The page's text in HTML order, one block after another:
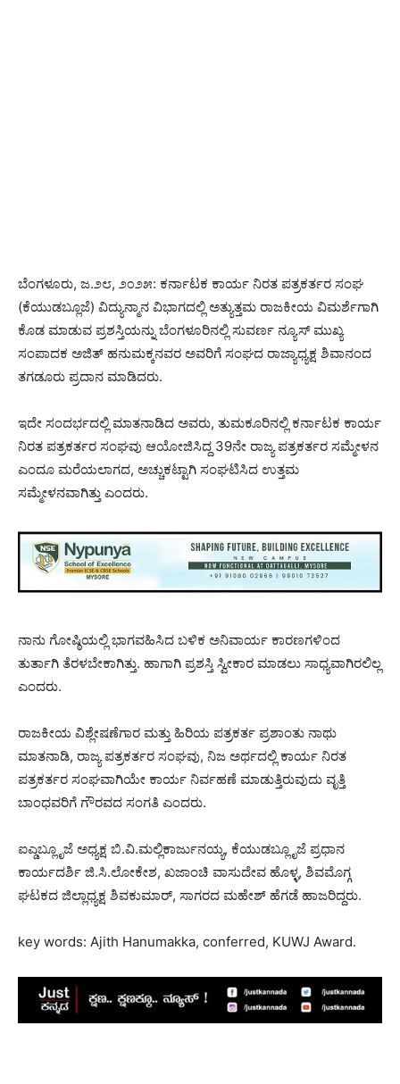
ಬೆಂಗಳೂರು, ಜ.೨೮, ೨೦೨೫: ಕರ್ನಾಟಕ ಕಾರ್ಯ ನಿರತ ಪತ್ರಕರ್ತರ ಸಂಘ
(ಕೆಯುಡಬ್ಲೂಜೆ) ವಿದ್ಯುನ್ಮಾನ ವಿಭಾಗದಲ್ಲಿ ಅತ್ಯುತ್ತಮ ರಾಜಕೀಯ ವಿಮರ್ಶೆಗಾಗಿ
ಕೊಡ ಮಾಡುವ ಪ್ರಶಸ್ತಿಯನ್ನು ಬೆಂಗಳೂರಿನಲ್ಲಿ ಸುವರ್ಣ ನ್ಯೂಸ್ ಮುಖ್ಯ
ಸಂಪಾದಕ ಅಜಿತ್ ಹನುಮಕ್ಕನವರ ಅವರಿಗೆ ಸಂಘದ ರಾಜ್ಯಾಧ್ಯಕ್ಷ ಶಿವಾನಂದ
ತಗಡೂರು ಪ್ರದಾನ ಮಾಡಿದರು.
ಇದೇ ಸಂದರ್ಭದಲ್ಲಿ ಮಾತನಾಡಿದ ಅವರು, ತುಮಕೂರಿನಲ್ಲಿ ಕರ್ನಾಟಕ ಕಾರ್ಯ
ನಿರತ ಪತ್ರಕರ್ತರ ಸಂಘವು ಆಯೋಜಿಸಿದ್ದ 39ನೇ ರಾಜ್ಯ ಪತ್ರಕರ್ತರ ಸಮ್ಮೇಳನ
ಎಂದೂ ಮರೆಯಲಾಗದ, ಅಚ್ಚುಕಟ್ಟಾಗಿ ಸಂಘಟಿಸಿದ ಉತ್ತಮ
ಸಮ್ಮೇಳನವಾಗಿತ್ತು ಎಂದರು.
ನಾನು ಗೋಷ್ಠಿಯಲ್ಲಿ ಭಾಗವಹಿಸಿದ ಬಳಿಕ ಅನಿವಾರ್ಯ ಕಾರಣಗಳಿಂದ
ತುರ್ತಾಗಿ ತೆರಳಬೇಕಾಗಿತ್ತು. ಹಾಗಾಗಿ ಪ್ರಶಸ್ತಿ ಸ್ವೀಕಾರ ಮಾಡಲು ಸಾಧ್ಯವಾಗಿರಲಿಲ್ಲ
ಎಂದರು.
ರಾಜಕೀಯ ವಿಶ್ಲೇಷಣೆಗಾರ ಮತ್ತು ಹಿರಿಯ ಪತ್ರಕರ್ತ ಪ್ರಶಾಂತು ನಾಥು
ಮಾತನಾಡಿ, ರಾಜ್ಯ ಪತ್ರಕರ್ತರ ಸಂಘವು, ನಿಜ ಅರ್ಥದಲ್ಲಿ ಕಾರ್ಯ ನಿರತ
ಪತ್ರಕರ್ತರ ಸಂಘವಾಗಿಯೇ ಕಾರ್ಯ ನಿರ್ವಹಣೆ ಮಾಡುತ್ತಿರುವುದು ವೃತ್ತಿ
ಬಾಂಧವರಿಗೆ ಗೌರವದ ಸಂಗತಿ ಎಂದರು.
ಐಎ್ಡಬ್ಲೂೃಜೆ ಅಧ್ಯಕ್ಷ ಬಿ.ವಿ.ಮಲ್ಲಿಕಾರ್ಜುನಯ್ಯ, ಕೆಯುಡಬ್ಲೂೃಜೆ ಪ್ರಧಾನ
ಕಾರ್ಯದರ್ಶಿ ಜಿ.ಸಿ.ಲೋಕೇಶ, ಖಜಾಂಚಿ ವಾಸುದೇವ ಹೊಳ್ಳ, ಶಿವಮೊಗ್ಗ
ಘಟಕದ ಜಿಲ್ಲಾಧ್ಯಕ್ಷ ಶಿವಕುಮಾರ್, ಸಾಗರದ ಮಹೇಶ್ ಹೆಗಡೆ ಹಾಜರಿದ್ದರು.
key words: Ajith Hanumakka, conferred, KUWJ Award.